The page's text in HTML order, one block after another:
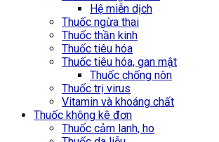
Hệ miễn dịch
Thuốc ngừa thai
Thuốc thần kinh
Thuốc tiêu hóa
Thuốc tiêu hóa, gan mật
Thuốc chống nôn
Thuốc trị virus
Vitamin và khoáng chất
Thuốc không kê đơn
Thuốc cảm lanh, ho